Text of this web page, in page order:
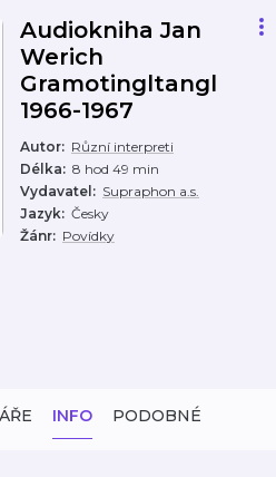
Audiokniha Jan
Werich
Gramotingltangl
1966-1967
Autor: Různí interpreti
Délka: 8 hod 49 min
Vydavatel : Supraphon a.s.
Jazyk: Česky
Žánr: Povídky
INFO PODOBNÉ